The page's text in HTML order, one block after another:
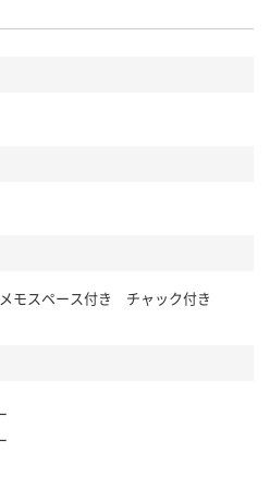
モスペース付き チャック付き